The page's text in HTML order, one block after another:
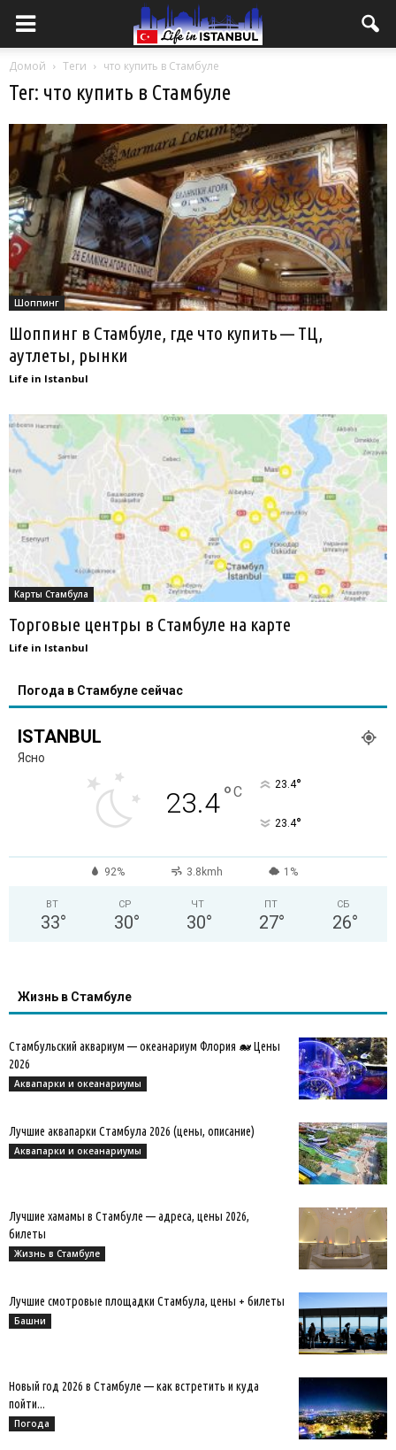
Домой Теги что купить в Стамбуле
Тег: что купить в Стамбуле
Шоппинг
Шоппинг в Стамбуле, где что купить — ТЦ,
аутлеты, рынки
Life in Istanbul
Карты Стамбула
Торговые центры в Стамбуле на карте
Life in Istanbul
Погода в Стамбуле сейчас
ISTANBUL
Ясно
23.4°C 23.4°
23.4°
92% 3.8kmh 1%
ВТ
33°
СР
30°
ЧТ
30°
ПТ
27°
СБ
26°
Жизнь в Стамбуле
Стамбульский аквариум — океанариум Флория 🐋 Цены
2026
Аквапарки и океанариумы
Лучшие аквапарки Стамбула 2026 (цены, описание)
Аквапарки и океанариумы
Лучшие хамамы в Стамбуле — адреса, цены 2026,
билеты
Жизнь в Стамбуле
Лучшие смотровые площадки Стамбула, цены + билеты
Башни
Новый год 2026 в Стамбуле — как встретить и куда
пойти...
Погода